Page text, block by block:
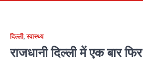
दिल्ली,स्वास्थ्य
राजधानी दिल्ली में एक बार